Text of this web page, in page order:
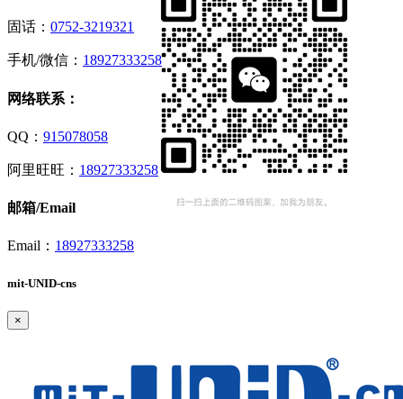
固话： 0752-3219321
手机/微信： 18927333258
网络联系：
QQ： 915078058
阿里旺旺： 18927333258
邮箱/Email
Email： 18927333258
mit-UNID-cns
×